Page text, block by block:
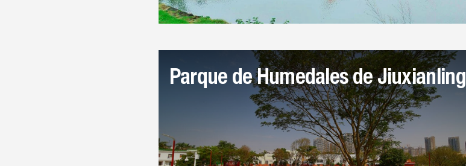
Parque de Humedales de Jiuxianling